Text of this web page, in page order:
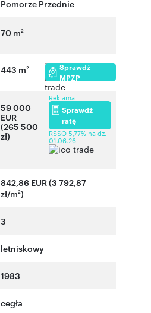
Pomorze Przednie
70 m2
443 m2
Sprawdź
MPZP
59 000
EUR
(265 500
zł)
Reklama
Sprawdź
ratę
RSSO 5,77% na dz.
01.06.26
842,86 EUR (3 792,87
zł/m2)
3
letniskowy
1983
cegła